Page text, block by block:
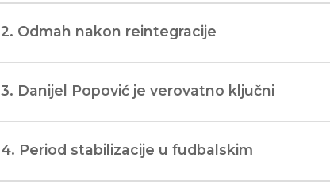
2. Odmah nakon reintegracije
3. Danijel Popović je verovatno ključni
4. Period stabilizacije u fudbalskim